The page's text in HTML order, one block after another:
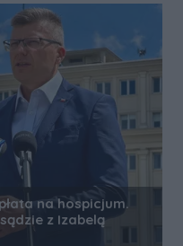
na hospicjum.
z Izabelą